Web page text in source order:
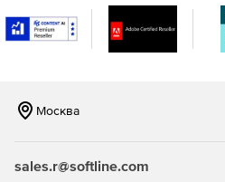
Москва
sales.r@softline.com